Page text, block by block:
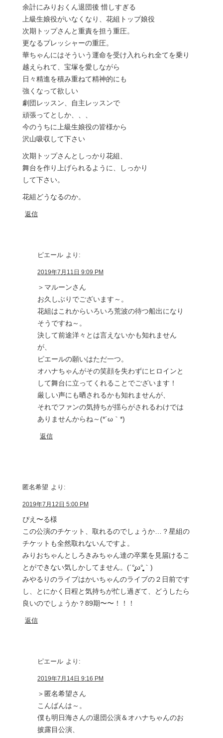
余計にみりおくん退団後 惜しすぎる
上級生娘役がいなくなり、花組トップ娘役
次期トップさんと重責を担う重圧。
更なるプレッシャーの重圧。
華ちゃんにはそういう運命を受け入れられ全てを乗り
越えられて、宝塚を愛しながら
日々精進を積み重ねて精神的にも
強くなって欲しい
劇団レッスン、自主レッスンで
頑張ってとしか、、、
今のうちに上級生娘役の皆様から
沢山吸収して下さい
次期トップさんとしっかり花組、
舞台を作り上げられるように、しっかり
して下さい。
花組どうなるのか。
返信
ピエール より:
2019年7月11日 9:09 PM
＞マルーンさん
お久しぶりでございます～。
花組はこれからいろいろ荒波の待つ船出になり
そうですね～。
決して前途洋々とは言えないかも知れません
が、
ピエールの願いはただ一つ。
オハナちゃんがその笑顔を失わずにヒロインと
して舞台に立ってくれることでございます！
厳しい声にも晒されるかも知れませんが、
それでファンの気持ちが揺らがされるわけでは
ありませんからね～(*´ω｀*)
返信
匿名希望 より:
2019年7月12日 5:00 PM
ぴえ〜る様
この公演のチケット、取れるのでしょうか…？星組の
チケットも全然取れないんですよ。
みりおちゃんとしろきみちゃん達の卒業を見届けるこ
とができない気しかしてません。(´°̥̥̥̥̥̥̥̥ω°̥̥̥̥̥̥̥̥｀)
みやるりのライブはかいちゃんのライブの２日前です
し、とにかく日程と気持ちが忙し過ぎて、どうしたら
良いのでしょうか？89期〜〜！！！
返信
ピエール より:
2019年7月14日 9:16 PM
＞匿名希望さん
こんばんは～。
僕も明日海さんの退団公演＆オハナちゃんのお
披露目公演、